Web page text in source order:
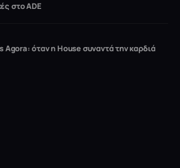
στο ADE
όταν η House συναντά την καρδιά